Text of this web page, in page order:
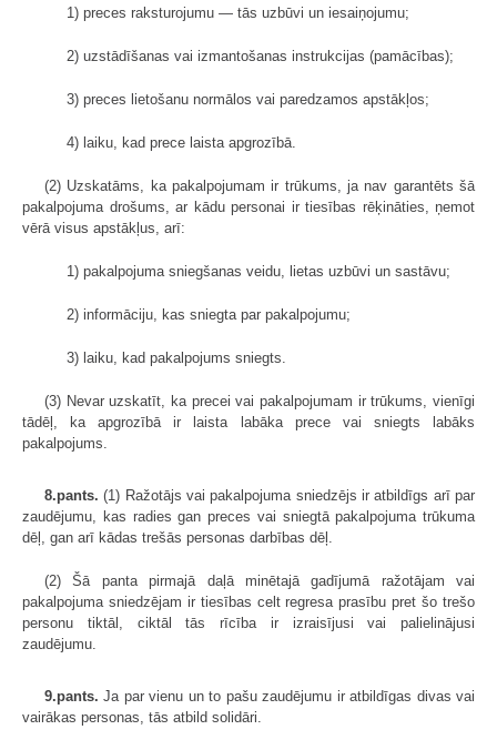
1) preces raksturojumu — tās uzbūvi un iesaiņojumu;
2) uzstādīšanas vai izmantošanas instrukcijas (pamācības);
3) preces lietošanu normālos vai paredzamos apstākļos;
4) laiku, kad prece laista apgrozībā.
(2) Uzskatāms, ka pakalpojumam ir trūkums, ja nav garantēts šā
pakalpojuma drošums, ar kādu personai ir tiesības rēķināties, ņemot
vērā visus apstākļus, arī:
1) pakalpojuma sniegšanas veidu, lietas uzbūvi un sastāvu;
2) informāciju, kas sniegta par pakalpojumu;
3) laiku, kad pakalpojums sniegts.
(3) Nevar uzskatīt, ka precei vai pakalpojumam ir trūkums, vienīgi
tādēļ, ka apgrozībā ir laista labāka prece vai sniegts labāks
pakalpojums.
8.pants. (1) Ražotājs vai pakalpojuma sniedzējs ir atbildīgs arī par
zaudējumu, kas radies gan preces vai sniegtā pakalpojuma trūkuma
dēļ, gan arī kādas trešās personas darbības dēļ.
(2) Šā panta pirmajā daļā minētajā gadījumā ražotājam vai
pakalpojuma sniedzējam ir tiesības celt regresa prasību pret šo trešo
personu tiktāl, ciktāl tās rīcība ir izraisījusi vai palielinājusi
zaudējumu.
9.pants. Ja par vienu un to pašu zaudējumu ir atbildīgas divas vai
vairākas personas, tās atbild solidāri.